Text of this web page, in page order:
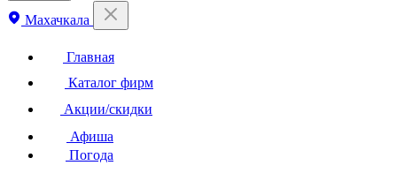
Махачкала
Главная
Каталог фирм
Акции/скидки
Афиша
Погода